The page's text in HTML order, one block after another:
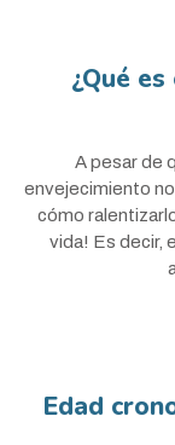
¿Qué
A pesar de
envejecimiento
cómo
vida! Es decir,
Edad